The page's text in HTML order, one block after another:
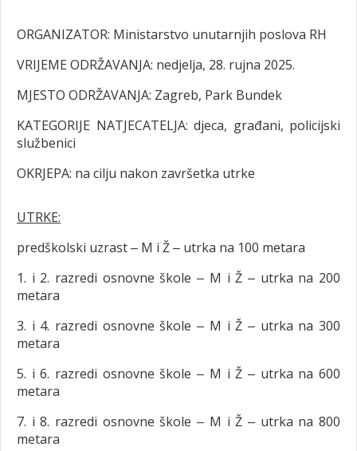
ORGANIZATOR: Ministarstvo unutarnjih poslova RH
VRIJEME ODRŽAVANJA: nedjelja, 28. rujna 2025.
MJESTO ODRŽAVANJA: Zagreb, Park Bundek
KATEGORIJE NATJECATELJA: djeca, građani, policijski
službenici
OKRJEPA: na cilju nakon završetka utrke
UTRKE:
predškolski uzrast ‒ M i Ž ‒ utrka na 100 metara
1. i 2. razredi osnovne škole ‒ M i Ž ‒ utrka na 200
metara
3. i 4. razredi osnovne škole ‒ M i Ž ‒ utrka na 300
metara
5. i 6. razredi osnovne škole ‒ M i Ž ‒ utrka na 600
metara
7. i 8. razredi osnovne škole ‒ M i Ž ‒ utrka na 800
metara